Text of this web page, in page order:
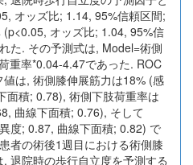
オッズ比; 1.14, 95%信頼区間;
オッズ比; 1.04, 95%信
た. その予測式は, Model=術側
重率*0.04-4.47であった. ROC
は, 術側膝伸展筋力は18% (感
面積; 0.78), 術側下肢荷重率は
曲線下面積; 0.76), そして
度; 0.87, 曲線下面積; 0.82) で
者の術後1週目における術側膝
退院時の歩行自立度を予測する